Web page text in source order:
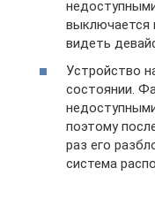
выключается
видеть
Устройство
состоянии.
поэтому
раз его
система